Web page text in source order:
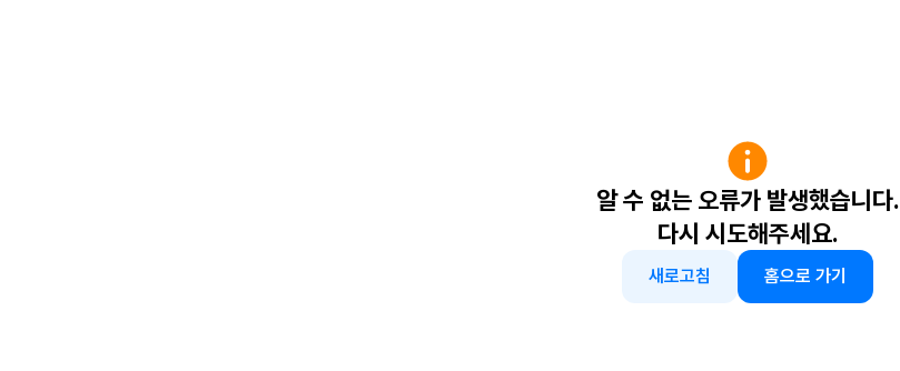
알 수 없는 오류가 발생했습니다.
다시 시도해주세요.
새로고침 홈으로 가기